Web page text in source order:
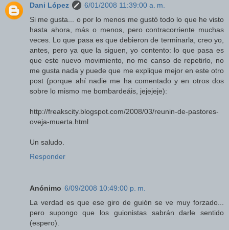
Dani López
6/01/2008 11:39:00 a. m.
Si me gusta... o por lo menos me gustó todo lo que he visto
hasta ahora, más o menos, pero contracorriente muchas
veces. Lo que pasa es que debieron de terminarla, creo yo,
antes, pero ya que la siguen, yo contento: lo que pasa es
que este nuevo movimiento, no me canso de repetirlo, no
me gusta nada y puede que me explique mejor en este otro
post (porque ahí nadie me ha comentado y en otros dos
sobre lo mismo me bombardeáis, jejejeje):
http://freakscity.blogspot.com/2008/03/reunin-de-pastores-
oveja-muerta.html
Un saludo.
Responder
Anónimo 6/09/2008 10:49:00 p. m.
La verdad es que ese giro de guión se ve muy forzado...
pero supongo que los guionistas sabrán darle sentido
(espero).